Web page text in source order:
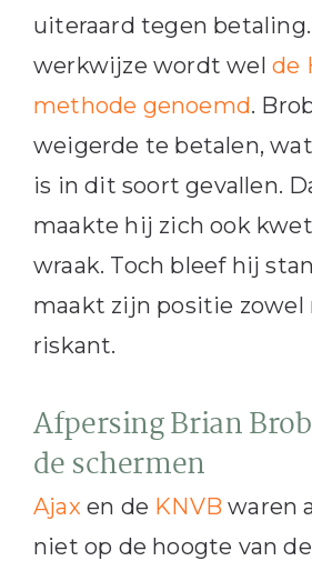
uiteraard tegen
werkwijze wordt wel de
methode genoemd.
weigerde te betalen,
is in dit soort gevallen.
maakte hij zich ook
wraak. Toch bleef hij
maakt zijn positie zowel
riskant.
Afpersing Brian
de schermen
Ajax en de KNVB waren
niet op de hoogte van de